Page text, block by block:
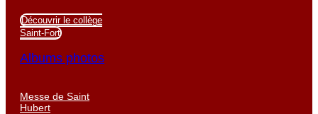
Découvrir le collège
Saint-Fort
Albums photos
Messe de Saint
Hubert